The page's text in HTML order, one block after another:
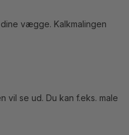
vægge. Kalkmalingen
se ud. Du kan f.eks. male